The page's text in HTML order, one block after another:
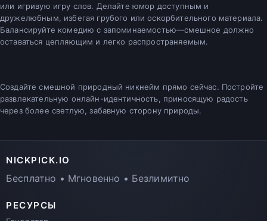
или игривую игру слов. Делайте юмор доступным и
дружелюбным, избегая грубого или оскорбительного материала.
Балансируйте комедию с запоминаемостью—смешное должно
оставаться цепляющим и легко распространяемым.
Создайте смешной природный никнейм прямо сейчас. Постройте
развлекательную онлайн-идентичность, приносящую радость
через более светлую, забавную сторону природы.
NICKPICK.IO
Бесплатно • Мгновенно • Безлимитно
РЕСУРСЫ